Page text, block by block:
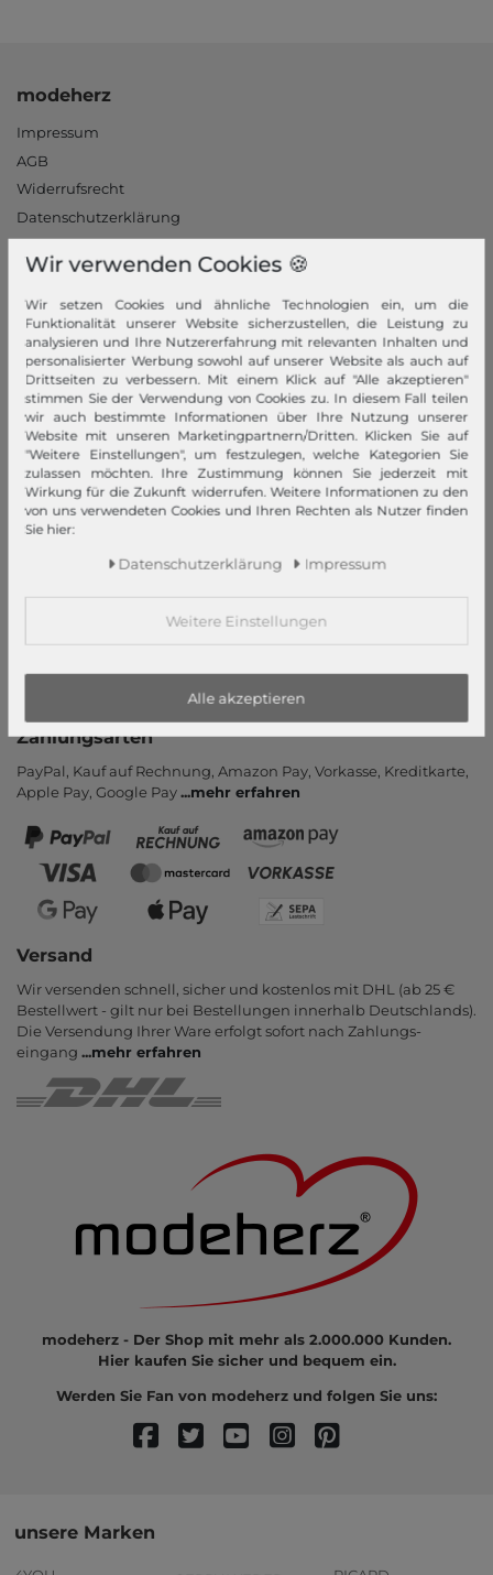
modeherz
Impressum
AGB
Widerrufsrecht
Datenschutzerklärung
Datenschutzeinstellungen
Barrierefreiheitserklärung
Jobs
Unsere Stores
Mein Konto
Login
Neukunde?
Informationen
Kontakt
Rückrufservice
Hilfe & FAQ
Zahlung und Versand
Zahlungsarten
PayPal, Kauf auf Rechnung, Amazon Pay, Vor­kasse, Kredit­karte,
Apple Pay, Google Pay...mehr erfahren
Versand
Wir versenden schnell, sicher und kostenlos mit DHL (ab 25 €
Bestell­wert - gilt nur bei Bestel­lungen inner­halb Deutsch­lands).
Die Ver­sendung Ihrer Ware er­folgt sofort nach Zahlungs­
eingang ...mehr erfahren
modeherz - Der Shop mit mehr als 2.000.000 Kunden.
Hier kaufen Sie sicher und bequem ein.
Werden Sie Fan von modeherz und folgen Sie uns:
unsere Marken
Wir verwenden Cookies 🍪
Wir setzen Cookies und ähnliche Technologien ein, um die
Funktionalität unserer Website sicherzustellen, die Leistung zu
analysieren und Ihre Nutzererfahrung mit relevanten Inhalten und
personalisierter Werbung sowohl auf unserer Website als auch auf
Drittseiten zu verbessern. Mit einem Klick auf "Alle akzeptieren"
stimmen Sie der Verwendung von Cookies zu. In diesem Fall teilen
wir auch bestimmte Informationen über Ihre Nutzung unserer
Website mit unseren Marketingpartnern/Dritten. Klicken Sie auf
"Weitere Einstellungen", um festzulegen, welche Kategorien Sie
zulassen möchten. Ihre Zustimmung können Sie jederzeit mit
Wirkung für die Zukunft widerrufen. Weitere Informationen zu den
von uns verwendeten Cookies und Ihren Rechten als Nutzer finden
Sie hier:
Daten­schutz­erklärung Impressum
Weitere Einstellungen
Alle akzeptieren